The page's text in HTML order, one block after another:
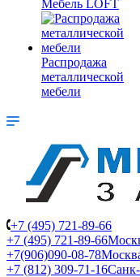
Мебель LOFT
Распродажа
металлической
мебели
+7 (495) 721-89-66
+7 (495) 721-89-66
+7(906)090-08-78
+7 (812) 309-71-16